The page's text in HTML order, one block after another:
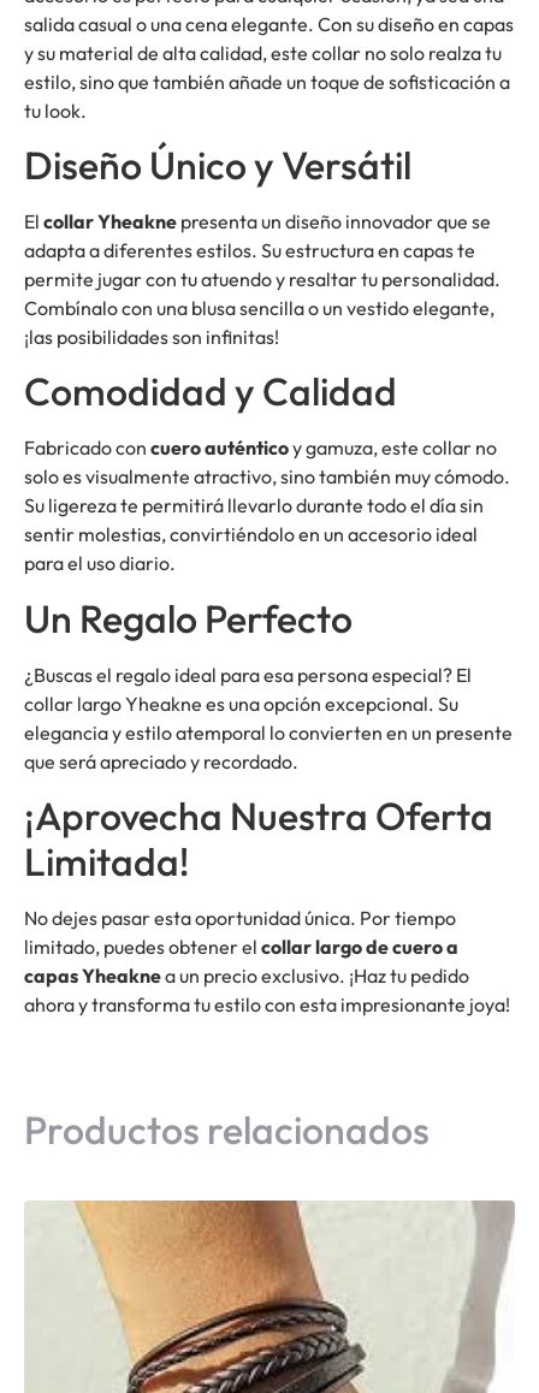
salida casual o una cena elegante. Con su diseño en capas
y su material de alta calidad, este collar no solo realza tu
estilo, sino que también añade un toque de sofisticación a
tu look.
Diseño Único y Versátil
El collar Yheakne presenta un diseño innovador que se
adapta a diferentes estilos. Su estructura en capas te
permite jugar con tu atuendo y resaltar tu personalidad.
Combínalo con una blusa sencilla o un vestido elegante,
¡las posibilidades son infinitas!
Comodidad y Calidad
Fabricado con cuero auténticoy gamuza, este collar no
solo es visualmente atractivo, sino también muy cómodo.
Su ligereza te permitirá llevarlo durante todo el día sin
sentir molestias, convirtiéndolo en un accesorio ideal
para el uso diario.
Un Regalo Perfecto
¿Buscas el regalo ideal para esa persona especial? El
collar largo Yheakne es una opción excepcional. Su
elegancia y estilo atemporal lo convierten en un presente
que será apreciado y recordado.
¡Aprovecha Nuestra Oferta
Limitada!
No dejes pasar esta oportunidad única. Por tiempo
limitado, puedes obtener el collar largo de cuero a
capas Yheaknea un precio exclusivo. ¡Haz tu pedido
ahora y transforma tu estilo con esta impresionante joya!
Productos relacionados